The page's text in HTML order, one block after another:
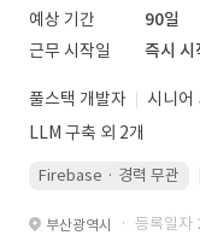
예상 기간
90일
근무 시작일
즉시 시
풀스택 개발자
시니어
LLM 구축 외 2개
Firebase · 경력 무관
부산광역시 · 등록일자